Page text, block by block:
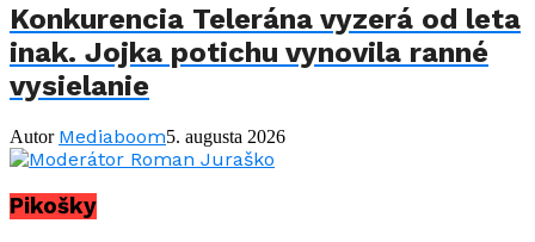
Konkurencia Telerána vyzerá od leta
inak. Jojka potichu vynovila ranné
vysielanie
Autor Mediaboom5. augusta 2026
Pikošky